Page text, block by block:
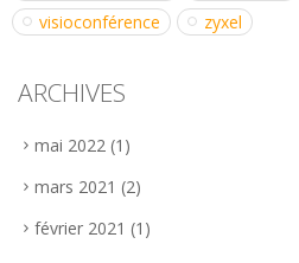
visioconférence
zyxel
ARCHIVES
mai 2022 (1)
mars 2021 (2)
février 2021 (1)